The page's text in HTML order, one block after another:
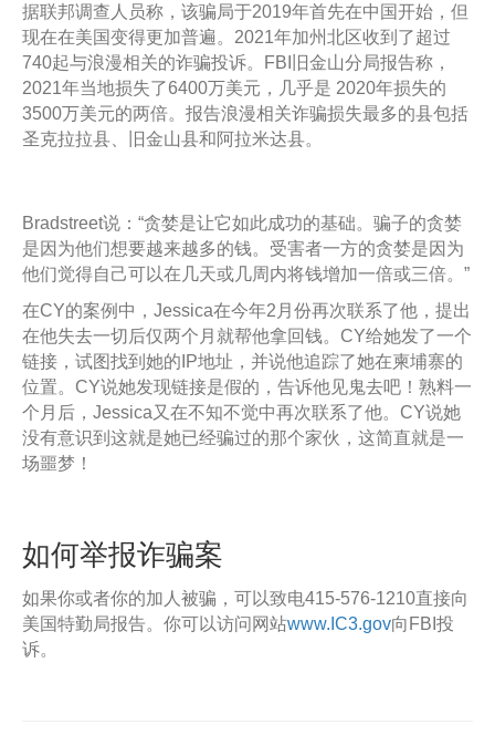
据联邦调查人员称，该骗局于2019年首先在中国开始，但
现在在美国变得更加普遍。2021年加州北区收到了超过
740起与浪漫相关的诈骗投诉。FBI旧金山分局报告称，
2021年当地损失了6400万美元，几乎是 2020年损失的
3500万美元的两倍。报告浪漫相关诈骗损失最多的县包括
圣克拉拉县、旧金山县和阿拉米达县。
Bradstreet说：“贪婪是让它如此成功的基础。骗子的贪婪
是因为他们想要越来越多的钱。受害者一方的贪婪是因为
他们觉得自己可以在几天或几周内将钱增加一倍或三倍。”
在CY的案例中，Jessica在今年2月份再次联系了他，提出
在他失去一切后仅两个月就帮他拿回钱。CY给她发了一个
链接，试图找到她的IP地址，并说他追踪了她在柬埔寨的
位置。CY说她发现链接是假的，告诉他见鬼去吧！熟料一
个月后，Jessica又在不知不觉中再次联系了他。CY说她
没有意识到这就是她已经骗过的那个家伙，这简直就是一
场噩梦！
如何举报诈骗案
如果你或者你的加人被骗，可以致电415-576-1210直接向
美国特勤局报告。你可以访问网站www.IC3.gov向FBI投
诉。